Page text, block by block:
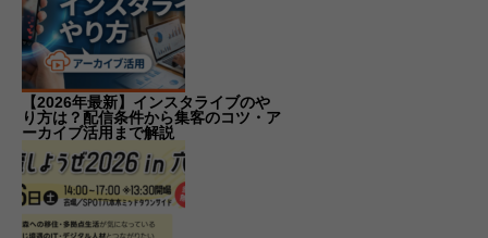
【2026年最新】インスタライブのや
り方は？配信条件から集客のコツ・ア
ーカイブ活用まで解説